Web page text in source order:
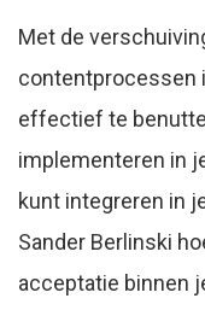
Met de
contentprocessen
effectief te
implementeren in
kunt integreren in
Sander Berlinski
acceptatie binnen